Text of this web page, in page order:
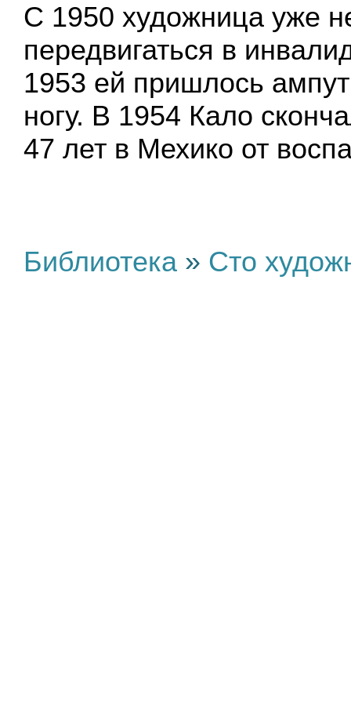
С 1950 художница уже
передвигаться в
1953 ей пришлось
ногу. В 1954 Кало
47 лет в Мехико от
Библиотека » Сто